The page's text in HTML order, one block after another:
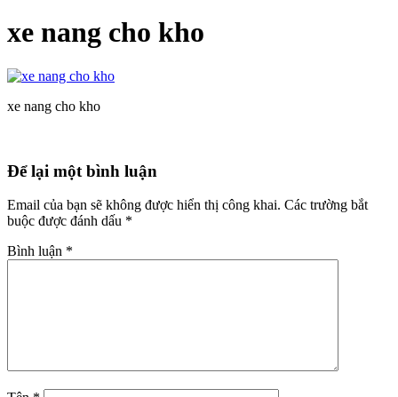
xe nang cho kho
xe nang cho kho
Để lại một bình luận
Email của bạn sẽ không được hiển thị công khai. Các trường bắt
buộc được đánh dấu *
Bình luận *